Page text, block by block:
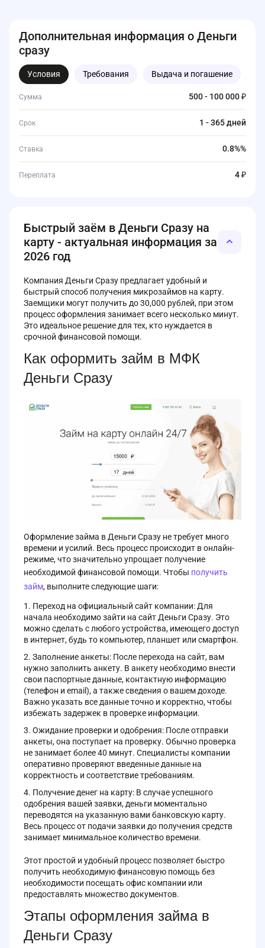
Дополнительная информация о Деньги
сразу
Условия Требования Выдача и погашение
Сумма 500 - 100 000 ₽
Срок 1 - 365 дней
Ставка 0.8%%
Переплата 4 ₽
Быстрый заём в Деньги Сразу на
карту - актуальная информация за
2026 год
Компания Деньги Сразу предлагает удобный и
быстрый способ получения микрозаймов на карту.
Заемщики могут получить до 30,000 рублей, при этом
процесс оформления занимает всего несколько минут.
Это идеальное решение для тех, кто нуждается в
срочной финансовой помощи.
Как оформить займ в МФК
Деньги Сразу
Оформление займа в Деньги Сразу не требует много
времени и усилий. Весь процесс происходит в онлайн-
режиме, что значительно упрощает получение
необходимой финансовой помощи. Чтобы получить
займ, выполните следующие шаги:
Переход на официальный сайт компании: Для
начала необходимо зайти на сайт Деньги Сразу. Это
можно сделать с любого устройства, имеющего доступ
в интернет, будь то компьютер, планшет или смартфон.
Заполнение анкеты: После перехода на сайт, вам
нужно заполнить анкету. В анкету необходимо внести
свои паспортные данные, контактную информацию
(телефон и email), а также сведения о вашем доходе.
Важно указать все данные точно и корректно, чтобы
избежать задержек в проверке информации.
Ожидание проверки и одобрения: После отправки
анкеты, она поступает на проверку. Обычно проверка
не занимает более 40 минут. Специалисты компании
оперативно проверяют введенные данные на
корректность и соответствие требованиям.
Получение денег на карту: В случае успешного
одобрения вашей заявки, деньги моментально
переводятся на указанную вами банковскую карту.
Весь процесс от подачи заявки до получения средств
занимает минимальное количество времени.
Этот простой и удобный процесс позволяет быстро
получить необходимую финансовую помощь без
необходимости посещать офис компании или
предоставлять множество документов.
Этапы оформления займа в
Деньги Сразу